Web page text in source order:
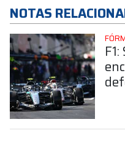
NOTAS